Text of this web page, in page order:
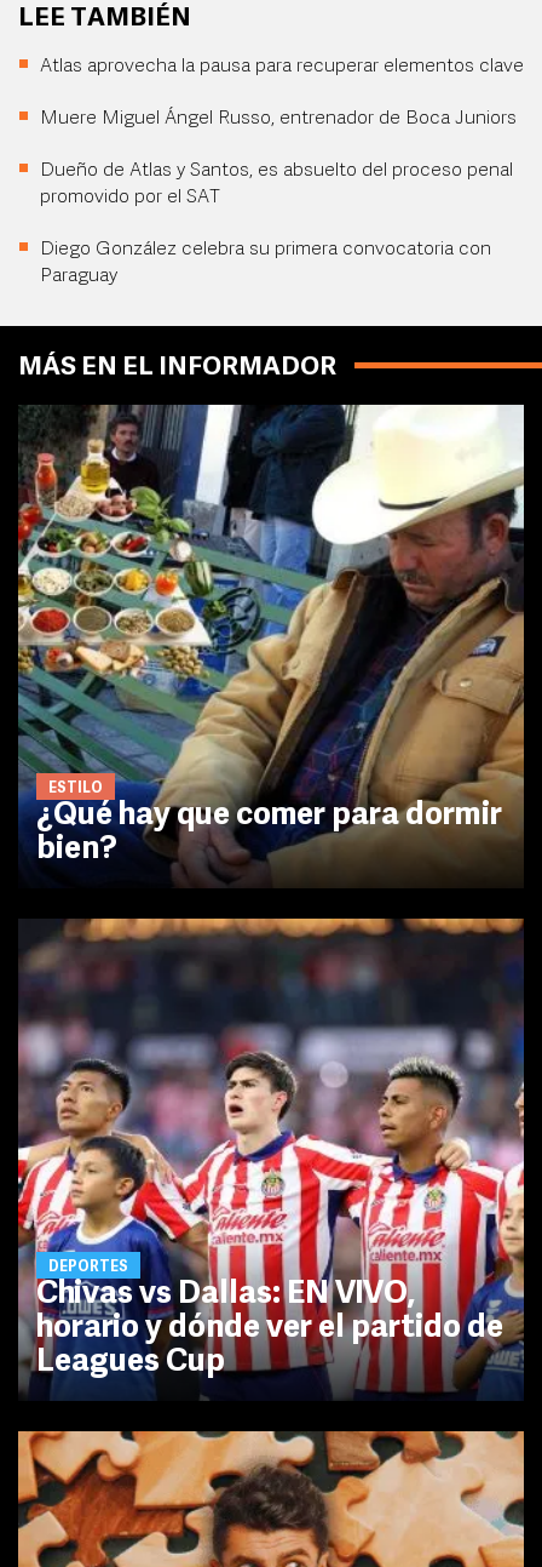
LEE TAMBIÉN
Atlas aprovecha la pausa para recuperar elementos clave
Muere Miguel Ángel Russo, entrenador de Boca Juniors
Dueño de Atlas y Santos, es absuelto del proceso penal
promovido por el SAT
Diego González celebra su primera convocatoria con
Paraguay
MÁS EN EL INFORMADOR
ESTILO
¿Qué hay que comer para dormir
bien?
DEPORTES
Chivas vs Dallas: EN VIVO,
horario y dónde ver el partido de
Leagues Cup